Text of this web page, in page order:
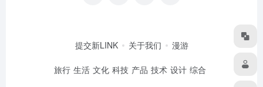
提交新LINK 关于我们 漫游
旅行 生活 文化 科技 产品 技术 设计 综合